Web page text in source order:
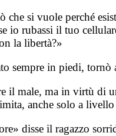
che si vuole perché
io rubassi il tuo
la libertà?»
sempre in piedi, tornò
il male, ma in virtù di
anche solo a
disse il ragazzo